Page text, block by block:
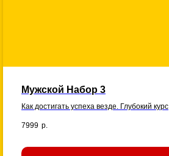
Мужской Набор 3
Как достигать успеха везде. Глубокий курс
7999 р.